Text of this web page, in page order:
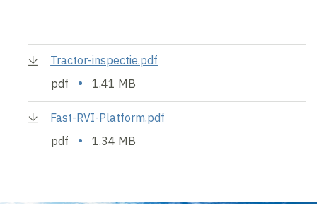
Tractor-inspectie.pdf
pdf
• 1.41 MB
Fast-RVI-Platform.pdf
pdf
• 1.34 MB